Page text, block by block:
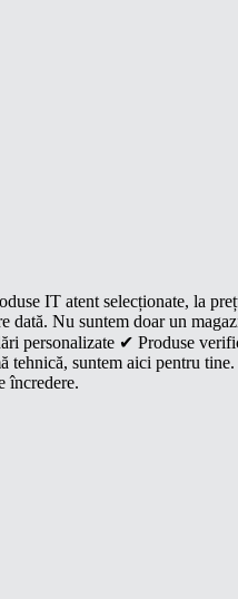
IT atent selecționate, la
Nu suntem doar un
personalizate ✔ Produse
suntem aici pentru
încredere.